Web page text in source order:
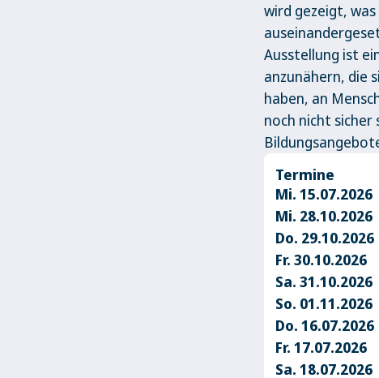
wird gezeigt,
Ausstellung ist
anzunähern, die
haben, an
noch nicht sicher
Termine
Mi. 15.07.2026
Mi. 28.10.2026
Do. 29.10.2026
Fr. 30.10.2026
Sa. 31.10.2026
So. 01.11.2026
Do. 16.07.2026
Fr. 17.07.2026
Sa. 18.07.2026